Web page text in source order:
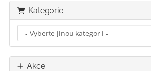
Kategorie
Akce